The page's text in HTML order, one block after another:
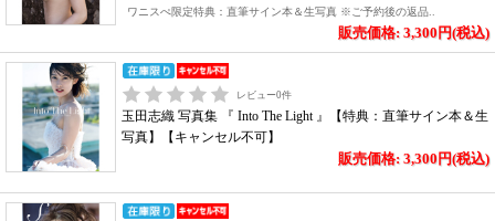
ワニスぺ限定特典：直筆サイン本＆生写真 ※ご予約後の返品..
販売価格: 3,300円(税込)
レビュー0件
玉田志織 写真集 『 Into The Light 』【特典：直筆サイン本＆生
写真】【キャンセル不可】
販売価格: 3,300円(税込)